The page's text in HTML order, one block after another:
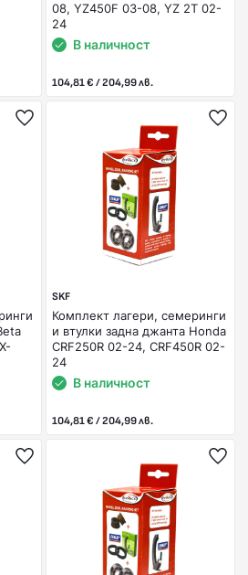
08, YZ450F 03-08, YZ 2T 02-
24
В наличност
104,81 € / 204,99 лв.
SKF
Комплект лагери, семеринги
и втулки задна джанта Honda
CRF250R 02-24, CRF450R 02-
24
В наличност
104,81 € / 204,99 лв.